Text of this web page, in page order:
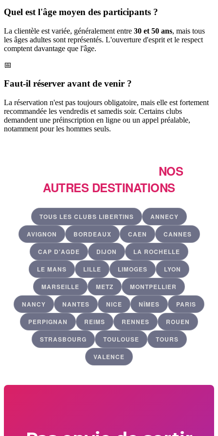
Quel est l'âge moyen des participants ?
La clientèle est variée, généralement entre 30 et 50 ans, mais tous
les âges adultes sont représentés. L'ouverture d'esprit et le respect
comptent davantage que l'âge.
📅
Faut-il réserver avant de venir ?
La réservation n'est pas toujours obligatoire, mais elle est fortement
recommandée les vendredis et samedis soir. Certains clubs
demandent une préinscription en ligne ou un appel préalable,
notamment pour les hommes seuls.
NOS
AUTRES DESTINATIONS
TOUS LES CLUBS LIBERTINS
ANNECY
AVIGNON
BORDEAUX CAEN
CANNES
CAP D'AGDE
DIJON
LA ROCHELLE
LE MANS
LILLE LIMOGES
LYON
MARSEILLE
METZ
MONTPELLIER
NANCY
NANTES NICE NÎMES
PARIS
PERPIGNAN
REIMS RENNES
ROUEN
STRASBOURG
TOULOUSE
TOURS
VALENCE